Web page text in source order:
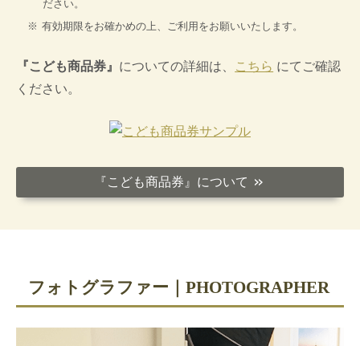
ださい。
有効期限をお確かめの上、ご利用をお願いいたします。
『こども商品券』 についての詳細は、 こちら にてご確認
ください。
『こども商品券』について ＞＞
フォトグラファー｜PHOTOGRAPHER